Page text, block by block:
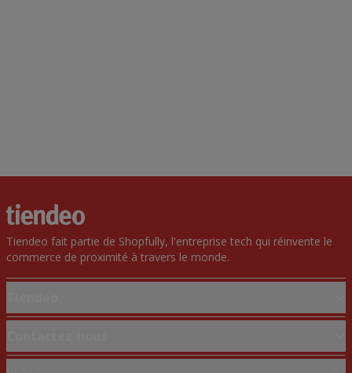
Tiendeo fait partie de Shopfully, l'entreprise tech qui réinvente le
commerce de proximité à travers le monde.
Solutions professionnelles